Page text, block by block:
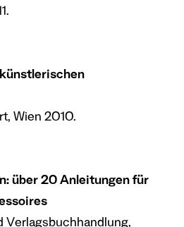
Wien 2010.
über 20 Anleitungen für